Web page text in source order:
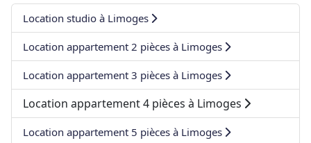
Location studio à Limoges
Location appartement 2 pièces à Limoges
Location appartement 3 pièces à Limoges
Location appartement 4 pièces à Limoges
Location appartement 5 pièces à Limoges